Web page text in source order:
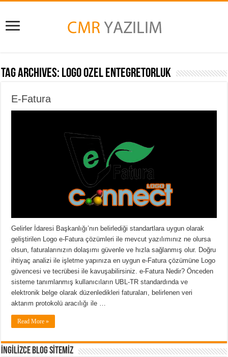
Tag Archives: logo ozel entegretorluk
E-Fatura
Gelirler İdaresi Başkanlığı’nın belirlediği standartlara uygun olarak
geliştirilen Logo e-Fatura çözümleri ile mevcut yazılımınız ne olursa
olsun, faturalarınızın dolaşımı güvenle ve hızla sağlanmış olur. Doğru
ihtiyaç analizi ile işletme yapınıza en uygun e-Fatura çözümüne Logo
güvencesi ve tecrübesi ile kavuşabilirsiniz. e-Fatura Nedir? Önceden
sisteme tanımlanmış kullanıcıların UBL-TR standardında ve
elektronik belge olarak düzenledikleri faturaları, belirlenen veri
aktarım protokolü aracılığı ile …
Read More »
İNGİLİZCE BLOG SİTEMİZ